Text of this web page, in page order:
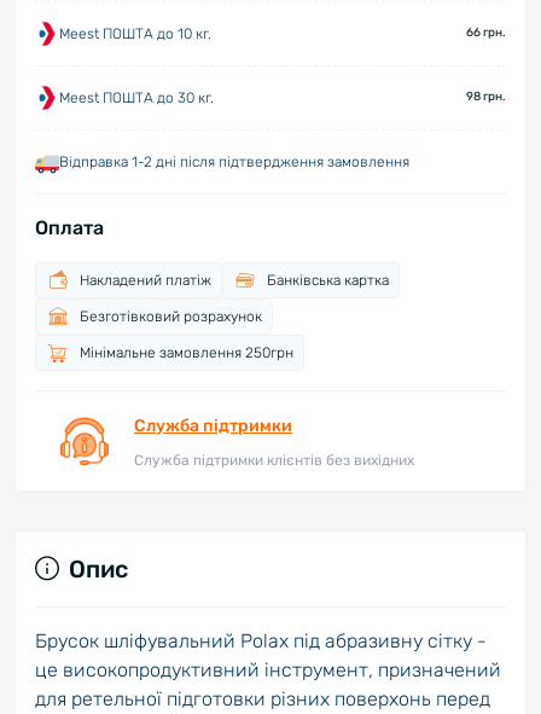
Meest ПОШТА до 10 кг. 66 грн.
Meest ПОШТА до 30 кг. 98 грн.
Відправка 1-2 дні після підтвердження замовлення
Оплата
Накладений платіж Банківська картка
Безготівковий розрахунок
Мінімальне замовлення 250грн
Служба підтримки
Служба підтримки клієнтів без вихідних
Опис
Брусок шліфувальний Polax під абразивну сітку -
це високопродуктивний інструмент, призначений
для ретельної підготовки різних поверхонь перед